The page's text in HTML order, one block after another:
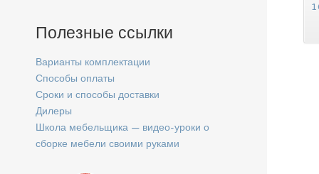
Полезные ссылки
Варианты комплектации
Способы оплаты
Сроки и способы доставки
Дилеры
Школа мебельщика — видео-уроки о
сборке мебели своими руками